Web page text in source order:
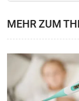
MEHR ZUM